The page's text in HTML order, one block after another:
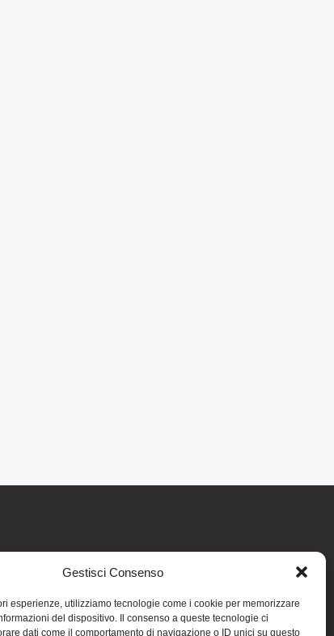
Gestisci Consenso
esperienze, utilizziamo tecnologie come i cookie per memorizzare
del dispositivo. Il consenso a queste tecnologie ci
dati come il comportamento di navigazione o ID unici su questo
generale e non intendono in
o interrompere alcuna terapia o
(nemmeno “naturali”) senza una